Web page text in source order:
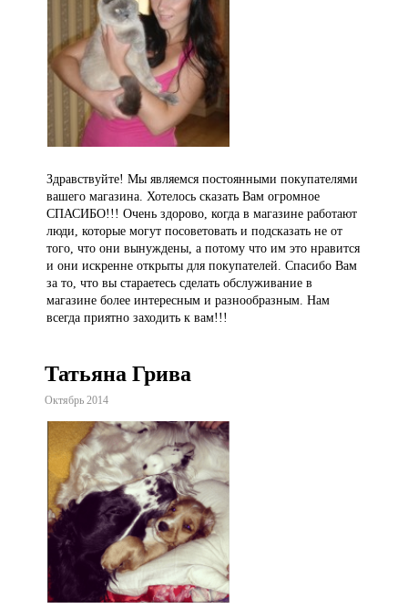
Здравствуйте! Мы являемся постоянными покупателями
вашего магазина. Хотелось сказать Вам огромное
СПАСИБО!!! Очень здорово, когда в магазине работают
люди, которые могут посоветовать и подсказать не от
того, что они вынуждены, а потому что им это нравится
и они искренне открыты для покупателей. Спасибо Вам
за то, что вы стараетесь сделать обслуживание в
магазине более интересным и разнообразным. Нам
всегда приятно заходить к вам!!!
Татьяна Грива
Октябрь 2014